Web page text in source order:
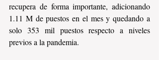
recupera de forma importante, adicionando
1.11 M de puestos en el mes y quedando a
solo 353 mil puestos respecto a niveles
previos a la pandemia.